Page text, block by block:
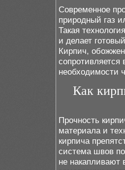
Современное
природный газ
Такая
и делает
Кирпич,
сопротивляется
необходимости
Как
Прочность
материала и
кирпича
система швов
не накапливают